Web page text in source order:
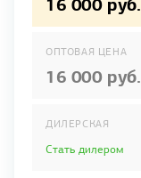
ОПТОВАЯ ЦЕНА
16 000 руб.
ДИЛЕРСКАЯ
Стать дилером